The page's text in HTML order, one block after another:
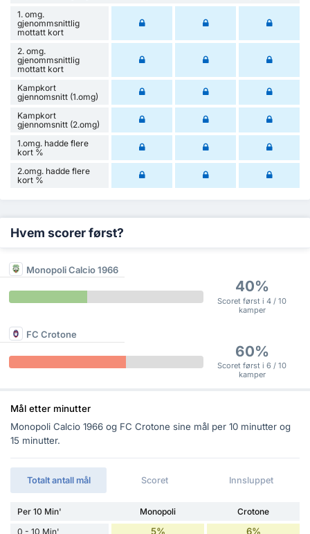
1. omg.
gjenommsnittlig
mottatt kort
2. omg.
gjenommsnittlig
mottatt kort
Kampkort
gjennomsnitt (1.omg)
Kampkort
gjennomsnitt (2.omg)
1.omg. hadde flere
kort %
2.omg. hadde flere
kort %
Hvem scorer først?
Monopoli Calcio 1966
40%
Scoret først i 4 / 10
kamper
FC Crotone
60%
Scoret først i 6 / 10
kamper
Mål etter minutter
Monopoli Calcio 1966 og FC Crotone sine mål per 10 minutter og
15 minutter.
Totalt antall mål Scoret Innsluppet
Per 10 Min' Monopoli
Crotone
0 - 10 Min'
5% 6%